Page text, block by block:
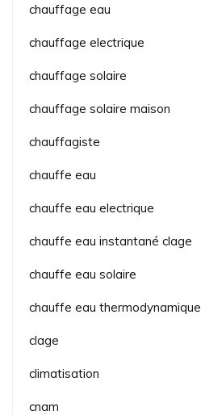
chauffage eau
chauffage electrique
chauffage solaire
chauffage solaire maison
chauffagiste
chauffe eau
chauffe eau electrique
chauffe eau instantané clage
chauffe eau solaire
chauffe eau thermodynamique
clage
climatisation
cnam